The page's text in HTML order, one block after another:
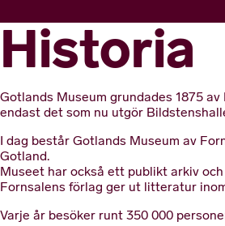
Historia
Gotlands Museum grundades 1875
endast det som nu utgör
I dag består Gotlands Museum av
Gotland.
Museet har också ett publikt arkiv
Fornsalens förlag ger ut litteratur
Varje år besöker runt 350 000